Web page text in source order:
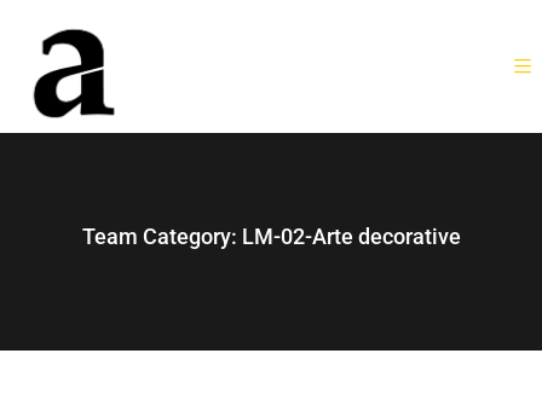
Team Category: LM-02-Arte decorative